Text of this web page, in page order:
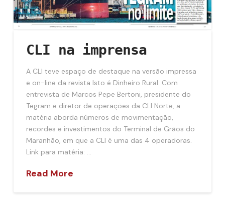
CLI na imprensa
A CLI teve espaço de destaque na versão impressa
e on-line da revista Isto é Dinheiro Rural. Com
entrevista de Marcos Pepe Bertoni, presidente do
Tegram e diretor de operações da CLI Norte, a
matéria aborda números de movimentação,
recordes e investimentos do Terminal de Grãos do
Maranhão, em que a CLI é uma das 4 operadoras.
Link para matéria: …
Read More